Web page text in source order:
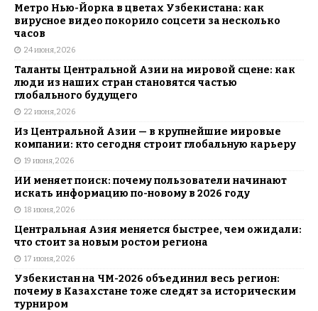
Метро Нью-Йорка в цветах Узбекистана: как
вирусное видео покорило соцсети за несколько
часов
24 июня, 2026
Таланты Центральной Азии на мировой сцене: как
люди из наших стран становятся частью
глобального будущего
22 июня, 2026
Из Центральной Азии — в крупнейшие мировые
компании: кто сегодня строит глобальную карьеру
19 июня, 2026
ИИ меняет поиск: почему пользователи начинают
искать информацию по-новому в 2026 году
18 июня, 2026
Центральная Азия меняется быстрее, чем ожидали:
что стоит за новым ростом региона
17 июня, 2026
Узбекистан на ЧМ-2026 объединил весь регион:
почему в Казахстане тоже следят за историческим
турниром